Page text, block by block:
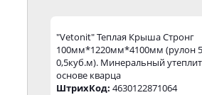
"Vetonit" Теплая Крыша Стронг
100мм*1220мм*4100мм (рулон
0,5куб.м). Минеральный
основе кварца
ШтрихКод: 4630122871064